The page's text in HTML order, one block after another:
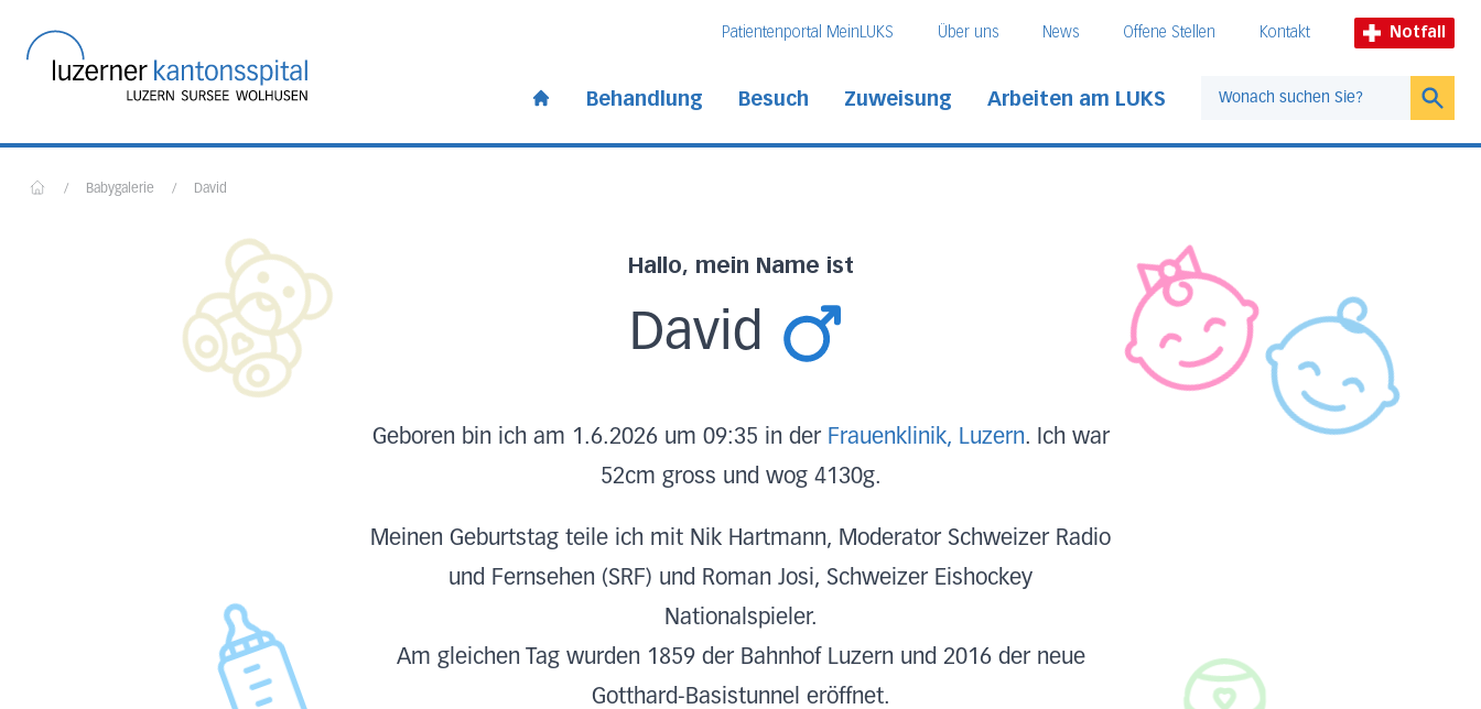
Patientenportal MeinLUKS Über uns News Offene Stellen Kontakt Notfall
Behandlung Besuch Zuweisung Arbeiten am LUKS
/ Babygalerie / David
Hallo, mein Name ist
David
Geboren bin ich am 1.6.2026 um 09:35 in der Frauenklinik, Luzern. Ich war
52cm gross und wog 4130g.
Meinen Geburtstag teile ich mit Nik Hartmann, Moderator Schweizer Radio
und Fernsehen (SRF) und Roman Josi, Schweizer Eishockey
Nationalspieler.
Am gleichen Tag wurden 1859 der Bahnhof Luzern und 2016 der neue
Gotthard-Basistunnel eröffnet.